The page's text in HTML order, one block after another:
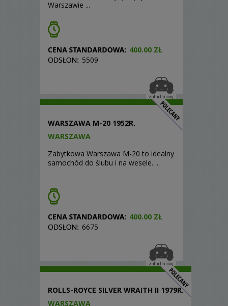
Warszawie ...
400.00 ZŁ
5509
WARSZAWA M-20 1952R.
WARSZAWA
Zabytkowa Warszawa M-20 to idealny
samochód do ślubu i na wesele. ...
400.00 ZŁ
6675
ROLLS-ROYCE SILVER WRAITH II 1979R.
WARSZAWA